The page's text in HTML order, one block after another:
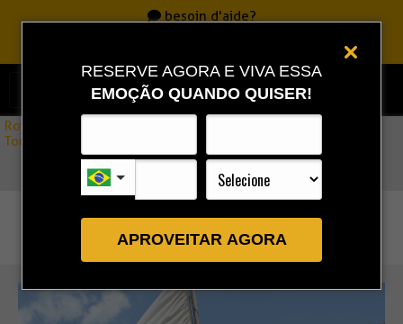
RESERVE AGORA E VIVA ESSA
EMOÇÃO QUANDO QUISER!
APROVEITAR AGORA
besoin d'aide?
Rota Combo
Tour de 1 jour à Jericoacoara | Départ: Delta de Parnaíba